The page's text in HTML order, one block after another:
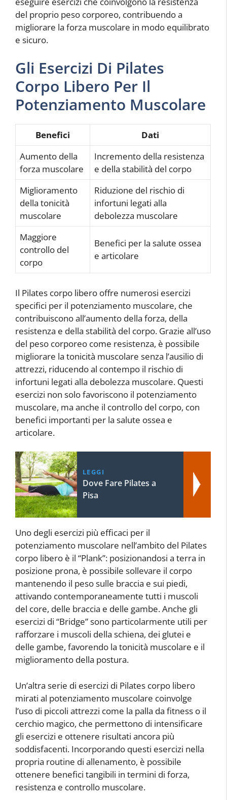
del proprio peso corporeo, contribuendo a
migliorare la forza muscolare in modo equilibrato
e sicuro.
Gli Esercizi Di Pilates
Corpo Libero Per Il
Potenziamento Muscolare
Benefici
Dati
Aumento della
forza muscolare
Incremento della resistenza
e della stabilità del corpo
Miglioramento
della tonicità
muscolare
Riduzione del rischio di
infortuni legati alla
debolezza muscolare
Maggiore
controllo del
corpo
Benefici per la salute ossea
e articolare
Il Pilates corpo libero offre numerosi esercizi
specifici per il potenziamento muscolare, che
contribuiscono all’aumento della forza, della
resistenza e della stabilità del corpo. Grazie all’uso
del peso corporeo come resistenza, è possibile
migliorare la tonicità muscolare senza l’ausilio di
attrezzi, riducendo al contempo il rischio di
infortuni legati alla debolezza muscolare. Questi
esercizi non solo favoriscono il potenziamento
muscolare, ma anche il controllo del corpo, con
benefici importanti per la salute ossea e
articolare.
LEGGI
Dove Fare Pilates a
Pisa
Uno degli esercizi più efficaci per il
potenziamento muscolare nell’ambito del Pilates
corpo libero è il “Plank”: posizionandosi a terra in
posizione prona, è possibile sollevare il corpo
mantenendo il peso sulle braccia e sui piedi,
attivando contemporaneamente tutti i muscoli
del core, delle braccia e delle gambe. Anche gli
esercizi di “Bridge” sono particolarmente utili per
rafforzare i muscoli della schiena, dei glutei e
delle gambe, favorendo la tonicità muscolare e il
miglioramento della postura.
Un’altra serie di esercizi di Pilates corpo libero
mirati al potenziamento muscolare coinvolge
l’uso di piccoli attrezzi come la palla da fitness o il
cerchio magico, che permettono di intensificare
gli esercizi e ottenere risultati ancora più
soddisfacenti. Incorporando questi esercizi nella
propria routine di allenamento, è possibile
ottenere benefici tangibili in termini di forza,
resistenza e controllo muscolare.